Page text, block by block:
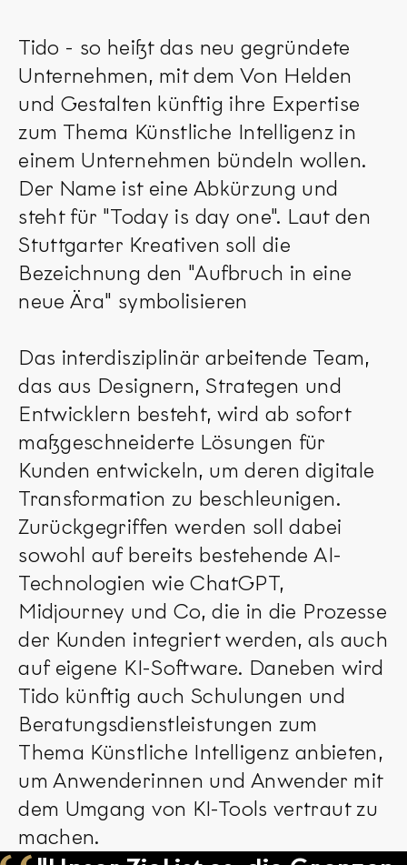
Tido - so heißt das neu gegründete
Unternehmen, mit dem Von Helden
und Gestalten künftig ihre Expertise
zum Thema Künstliche Intelligenz in
einem Unternehmen bündeln wollen.
Der Name ist eine Abkürzung und
steht für "Today is day one". Laut den
Stuttgarter Kreativen soll die
Bezeichnung den "Aufbruch in eine
neue Ära" symbolisieren
Das interdisziplinär arbeitende Team,
das aus Designern, Strategen und
Entwicklern besteht, wird ab sofort
maßgeschneiderte Lösungen für
Kunden entwickeln, um deren digitale
Transformation zu beschleunigen.
Zurückgegriffen werden soll dabei
sowohl auf bereits bestehende AI-
Technologien wie ChatGPT,
Midjourney und Co, die in die Prozesse
der Kunden integriert werden, als auch
auf eigene KI-Software. Daneben wird
Tido künftig auch Schulungen und
Beratungsdienstleistungen zum
Thema Künstliche Intelligenz anbieten,
um Anwenderinnen und Anwender mit
dem Umgang von KI-Tools vertraut zu
machen.